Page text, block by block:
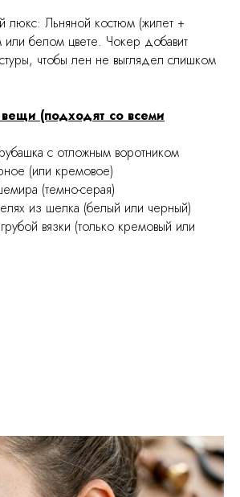
люкс: Льняной костюм (жилет +
белом цвете. Чокер добавит
чтобы лен не выглядел слишком
(подходят со всеми
с отложным воротником
(или кремовое)
(темно-серая)
из шелка (белый или черный)
вязки (только кремовый или